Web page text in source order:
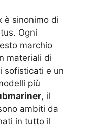
è sinonimo di
Ogni
marchio
materiali di
sofisticati e un
più
, il
ambiti da
in tutto il